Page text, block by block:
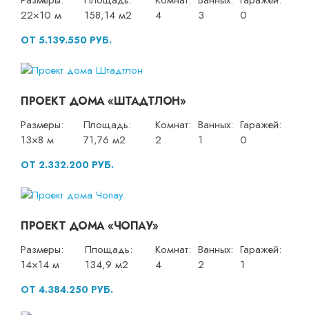
22×10 м
158,14 м2
4
3
0
ОТ 5.139.550 РУБ.
ПРОЕКТ ДОМА «ШТАДТЛОН»
Размеры:
13×8 м
Площадь:
71,76 м2
Комнат:
2
Ванных:
1
Гаражей:
0
ОТ 2.332.200 РУБ.
ПРОЕКТ ДОМА «ЧОПАУ»
Размеры:
14×14 м
Площадь:
134,9 м2
Комнат:
4
Ванных:
2
Гаражей:
1
ОТ 4.384.250 РУБ.